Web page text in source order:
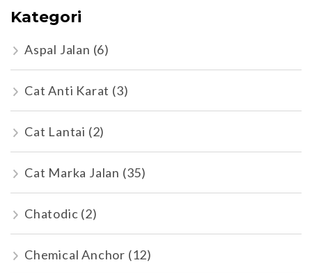
Kategori
Aspal Jalan (6)
Cat Anti Karat (3)
Cat Lantai (2)
Cat Marka Jalan (35)
Chatodic (2)
Chemical Anchor (12)